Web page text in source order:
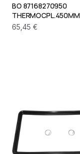
BO 87168270950
THERMOCPL.450MM
65,45 €